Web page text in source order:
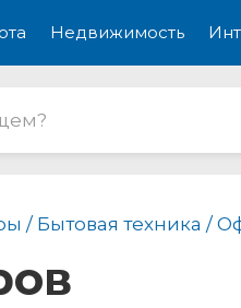
Недвижимость
/ Бытовая техника /